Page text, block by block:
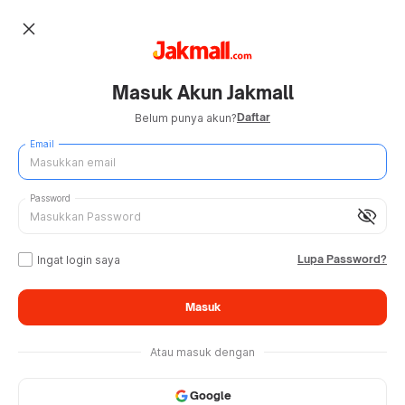
close
Masuk Akun Jakmall
Belum punya akun?Daftar
Email
visibility_off
Password
Ingat login saya Lupa Password?
Masuk
Atau masuk dengan
Google